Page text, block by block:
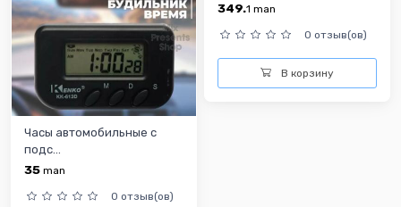
Часы автомобильные с
подс...
35 man
0 отзыв(ов)
349.1 man
0 отзыв(ов)
В корзину